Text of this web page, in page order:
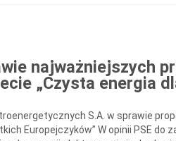
najważniejszych
„Czysta energia
S.A. w sprawie
Europejczyków” W opinii PSE